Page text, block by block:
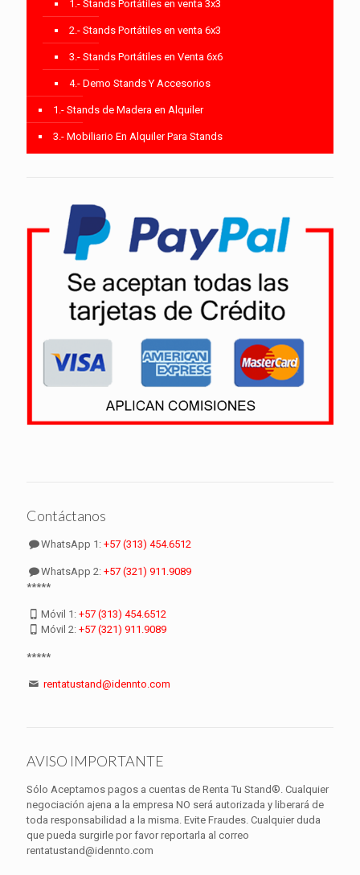
1.- Stands Portátiles en venta 3x3
2.- Stands Portátiles en venta 6x3
3.- Stands Portátiles en Venta 6x6
4.- Demo Stands Y Accesorios
1.- Stands de Madera en Alquiler
3.- Mobiliario En Alquiler Para Stands
Contáctanos
WhatsApp 1:+57 (313) 454.6512
WhatsApp 2:+57 (321) 911.9089
*****
Móvil 1:+57 (313) 454.6512
Móvil 2:+57 (321) 911.9089
*****
rentatustand@idennto.com
AVISO IMPORTANTE
Sólo Aceptamos pagos a cuentas de Renta Tu Stand®. Cualquier
negociación ajena a la empresa NO será autorizada y liberará de
toda responsabilidad a la misma. Evite Fraudes. Cualquier duda
que pueda surgirle por favor reportarla al correo
rentatustand@idennto.com